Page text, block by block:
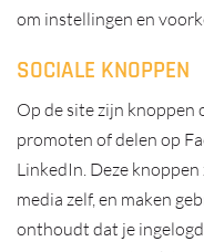
om instellingen en
SOCIALE KNOPPEN
Op de site zijn knoppen
promoten of delen op
LinkedIn. Deze
media zelf, en maken
onthoudt dat je